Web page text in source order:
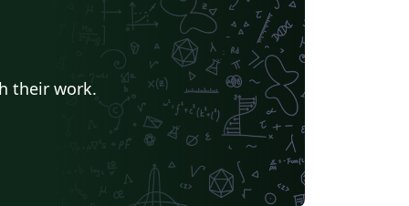
their work.